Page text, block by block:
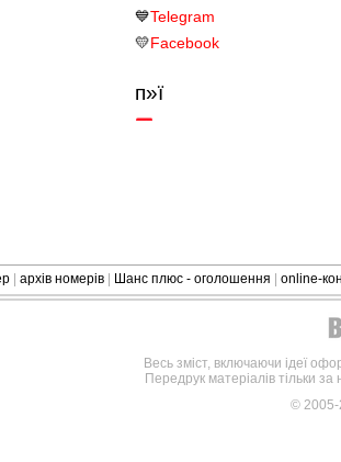
💙Telegram
💛Facebook
п»ї
архів номерів Шанс плюс - оголошення online-
Весь зміст, включаючи ідеї
Передрук матеріалів тільки
©